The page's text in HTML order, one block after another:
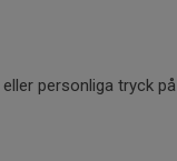
personliga tryck